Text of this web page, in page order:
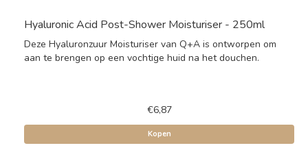
Hyaluronic Acid Post-Shower Moisturiser - 250ml
Deze Hyaluronzuur Moisturiser van Q+A is ontworpen om
aan te brengen op een vochtige huid na het douchen.
€6,87
Kopen